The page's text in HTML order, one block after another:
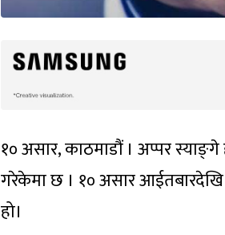
१० असार, काठमाडौं । अप्पर
गरेकेमा छ । १० असार आईतबारदेखि
हो।